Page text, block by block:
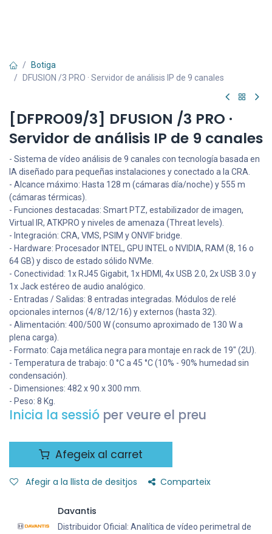
Botiga
DFUSION /3 PRO · Servidor de análisis IP de 9 canales
[DFPRO09/3] DFUSION /3 PRO ·
Servidor de análisis IP de 9 canales
- Sistema de vídeo análisis de 9 canales con tecnología basada en
IA diseñado para pequeñas instalaciones y conectado a la CRA.
- Alcance máximo: Hasta 128 m (cámaras día/noche) y 555 m
(cámaras térmicas).
- Funciones destacadas: Smart PTZ, estabilizador de imagen,
Virtual IR, ATKPRO y niveles de amenaza (Threat levels).
- Integración: CRA, VMS, PSIM y ONVIF bridge.
- Hardware: Procesador INTEL, GPU INTEL o NVIDIA, RAM (8, 16 o
64 GB) y disco de estado sólido NVMe.
- Conectividad: 1x RJ45 Gigabit, 1x HDMI, 4x USB 2.0, 2x USB 3.0 y
1x Jack estéreo de audio analógico.
- Entradas / Salidas: 8 entradas integradas. Módulos de relé
opcionales internos (4/8/12/16) y externos (hasta 32).
- Alimentación: 400/500 W (consumo aproximado de 130 W a
plena carga).
- Formato: Caja metálica negra para montaje en rack de 19" (2U).
- Temperatura de trabajo: 0 °C a 45 °C (10% - 90% humedad sin
condensación).
- Dimensiones: 482 x 90 x 300 mm.
- Peso: 8 Kg.
Inicia la sessió per veure el preu
Afegeix al carret
Afegir a la llista de desitjos Comparteix
Davantis
Distribuidor Oficial: Analítica de vídeo perimetral de